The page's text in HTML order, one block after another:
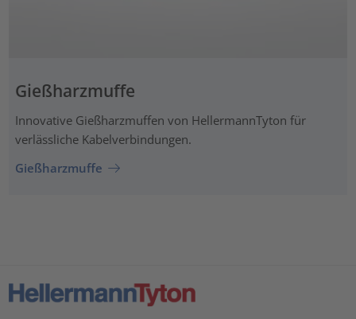
Gießharzmuffe
Innovative Gießharzmuffen von HellermannTyton für
verlässliche Kabelverbindungen.
Gießharzmuffe